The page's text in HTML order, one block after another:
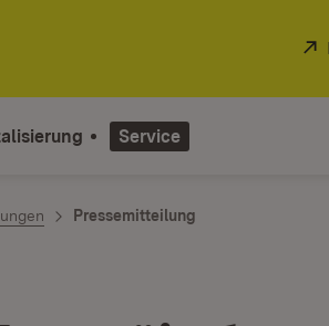
Service
Pressemitteilung